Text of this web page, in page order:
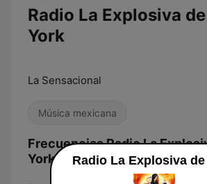
Radio La Explosiva
York
La Sensacional
Música mexicana
Frecuencias Radio La
York: